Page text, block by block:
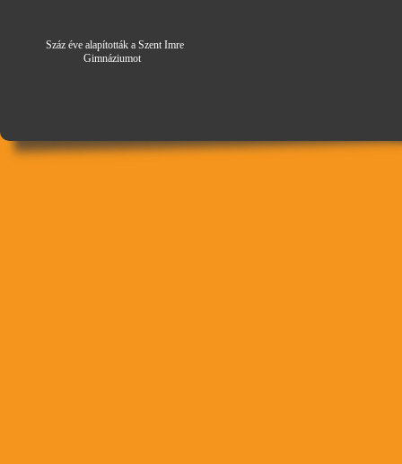
Száz éve alapították a Szent Imre
Gimnáziumot